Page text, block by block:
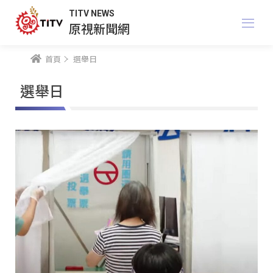
TITV NEWS
原視新聞網
首頁 選舉日
選舉日